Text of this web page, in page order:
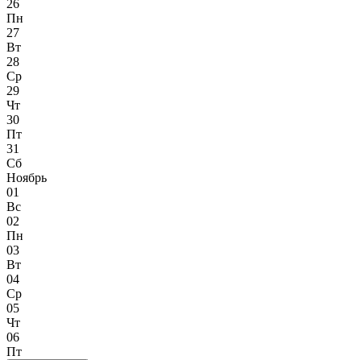
26
Пн
27
Вт
28
Ср
29
Чт
30
Пт
31
Сб
Ноябрь
01
Вс
02
Пн
03
Вт
04
Ср
05
Чт
06
Пт